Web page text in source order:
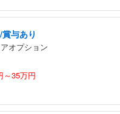
与あり
オプション
～35万円